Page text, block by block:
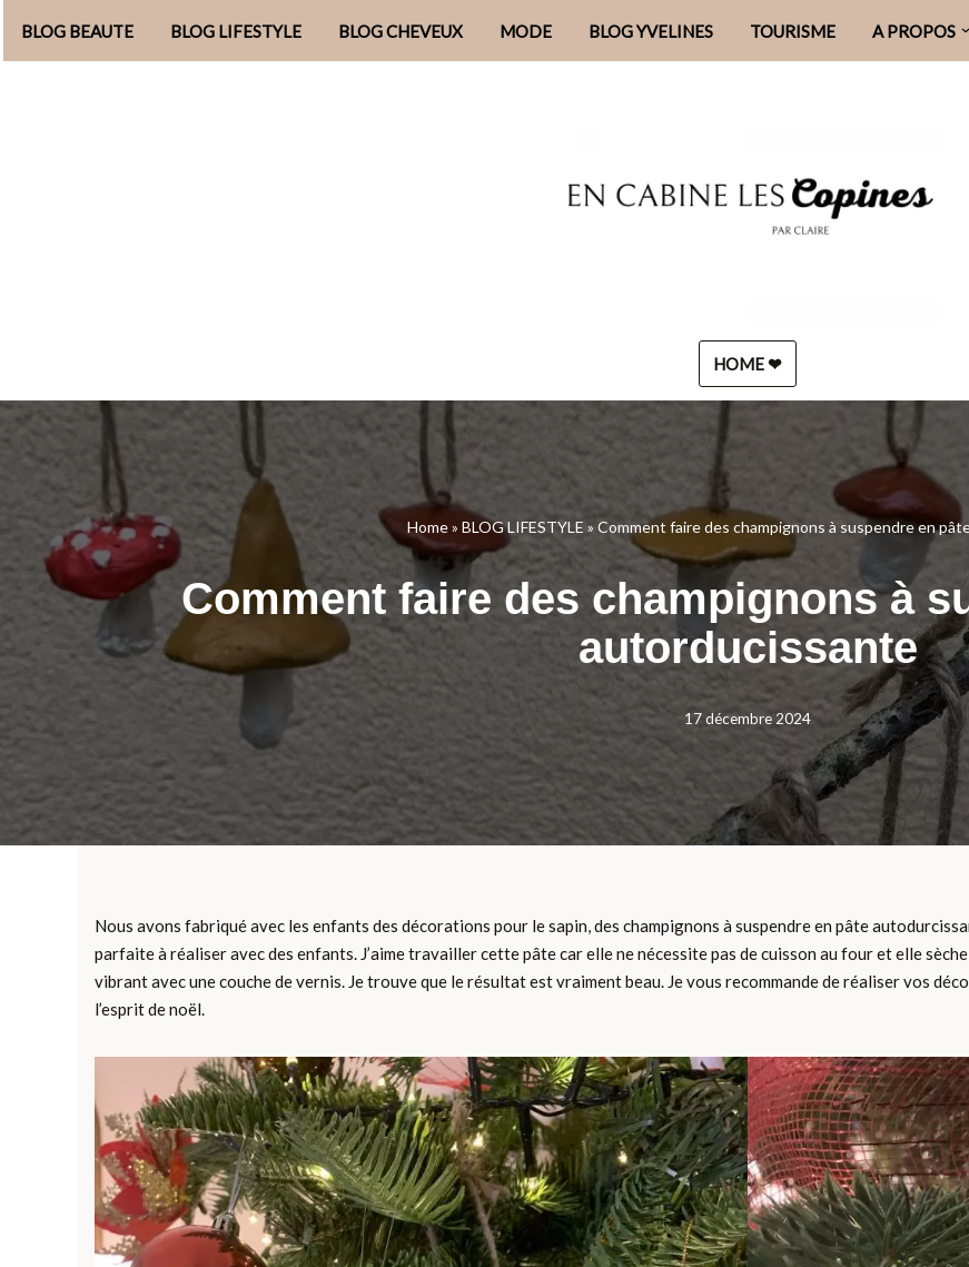
Aller
BLOG BEAUTE BLOG LIFESTYLE BLOG CHEVEUX MODE BLOG YVELINES TOURISME A PROPOS
HOME ❤︎
Home» BLOG LIFESTYLE » Comment faire des champignons à suspendre en
Comment faire des champignons à
autorducissante
17 décembre 2024
Nous avons fabriqué avec les enfants des décorations pour le sapin, des champignons à suspendre en pâte
parfaite à réaliser avec des enfants. J’aime travailler cette pâte car elle ne nécessite pas de cuisson au four et elle
vibrant avec une couche de vernis. Je trouve que le résultat est vraiment beau. Je vous recommande de réaliser vos
l’esprit de noël.